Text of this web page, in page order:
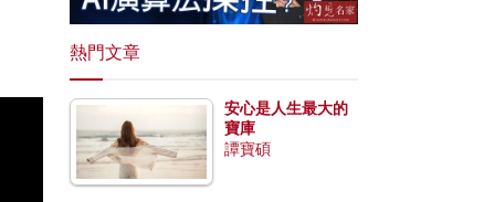
熱門文章
安心是人生最大的
寶庫
譚寶碩